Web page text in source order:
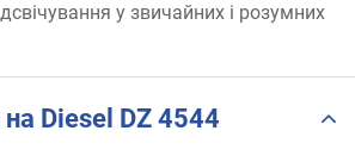
у звичайних і розумних
Diesel DZ 4544